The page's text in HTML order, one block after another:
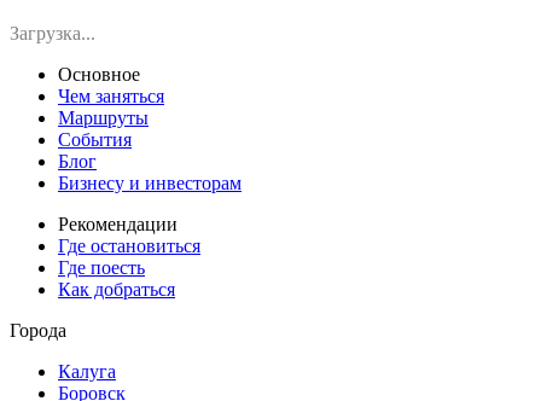
Загрузка...
Основное
Чем заняться
Маршруты
События
Блог
Бизнесу и инвесторам
Рекомендации
Где остановиться
Где поесть
Как добраться
Города
Калуга
Боровск